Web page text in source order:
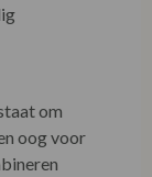
om
oog voor